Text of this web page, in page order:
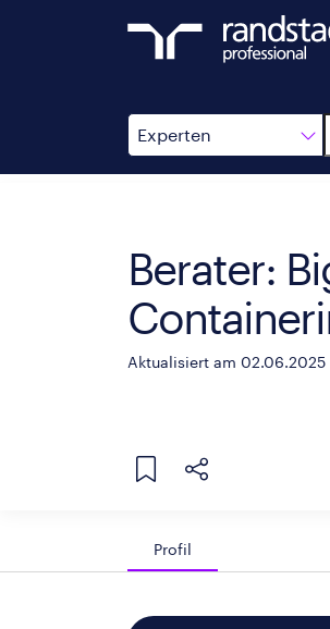
Experten
Suche
Berater:
Aktualisiert am 02.06.2025
Profil